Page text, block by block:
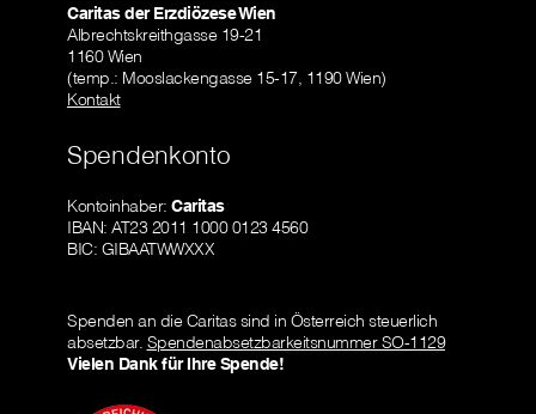
Caritas der Erzdiözese Wien
Albrechtskreithgasse 19-21
1160 Wien
(temp.: Mooslackengasse 15-17, 1190 Wien)
Kontakt
Spendenkonto
Kontoinhaber: Caritas
IBAN: AT23 2011 1000 0123 4560
BIC: GIBAATWWXXX
Spenden an die Caritas sind in Österreich steuerlich
absetzbar. Spendenabsetzbarkeitsnummer SO-1129
Vielen Dank für Ihre Spende!